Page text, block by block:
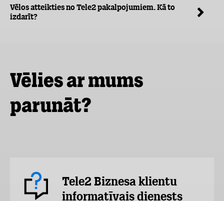
Vēlos atteikties no Tele2 pakalpojumiem. Kā to
izdarīt?
Vēlies ar mums
parunāt?
Tele2 Biznesa klientu
informatīvais dienests